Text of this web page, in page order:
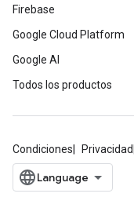
Firebase
Google Cloud Platform
Google AI
Todos los productos
Condiciones Privacidad